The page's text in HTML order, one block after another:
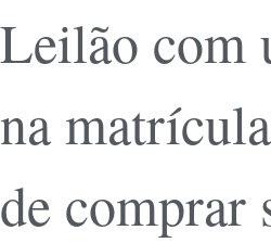
Leilão com
na
de comprar